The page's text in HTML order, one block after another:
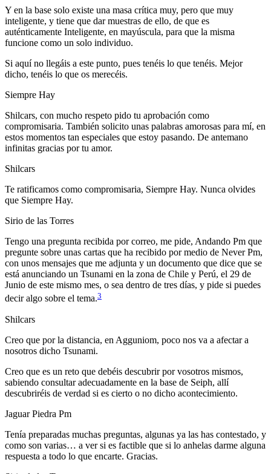
Y en la base solo existe una masa crítica muy, pero que muy
inteligente, y tiene que dar muestras de ello, de que es
auténticamente Inteligente, en mayúscula, para que la misma
funcione como un solo individuo.
Si aquí no llegáis a este punto, pues tenéis lo que tenéis. Mejor
dicho, tenéis lo que os merecéis.
Siempre Hay
Shilcars, con mucho respeto pido tu aprobación como
compromisaria. También solicito unas palabras amorosas para mí, en
estos momentos tan especiales que estoy pasando. De antemano
infinitas gracias por tu amor.
Shilcars
Te ratificamos como compromisaria, Siempre Hay. Nunca olvides
que Siempre Hay.
Sirio de las Torres
Tengo una pregunta recibida por correo, me pide, Andando Pm que
pregunte sobre unas cartas que ha recibido por medio de Never Pm,
con unos mensajes que me adjunta y un documento que dice que se
está anunciando un Tsunami en la zona de Chile y Perú, el 29 de
Junio de este mismo mes, o sea dentro de tres días, y pide si puedes
decir algo sobre el tema.3
Shilcars
Creo que por la distancia, en Agguniom, poco nos va a afectar a
nosotros dicho Tsunami.
Creo que es un reto que debéis descubrir por vosotros mismos,
sabiendo consultar adecuadamente en la base de Seiph, allí
descubriréis de verdad si es cierto o no dicho acontecimiento.
Jaguar Piedra Pm
Tenía preparadas muchas preguntas, algunas ya las has contestado, y
como son varias… a ver si es factible que si lo anhelas darme alguna
respuesta a todo lo que encarte. Gracias.